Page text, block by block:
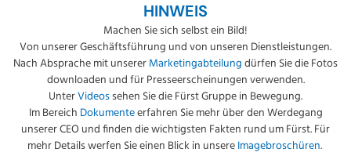
HINWEIS
Machen Sie sich selbst ein Bild!
Von unserer Geschäftsführung und von unseren Dienstleistungen.
Nach Absprache mit unsererMarketingabteilungdürfen Sie die Fotos
downloaden und für Presseerscheinungen verwenden.
UnterVideossehen Sie die Fürst Gruppe in Bewegung.
Im Bereich Dokumenteerfahren Sie mehr über den Werdegang
unserer CEO und finden die wichtigsten Fakten rund um Fürst. Für
mehr Details werfen Sie einen Blick in unsereImagebroschüren.